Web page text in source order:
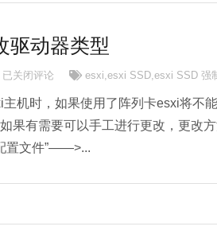
驱动器类型
esxi 开启SSH修改驱动器类型
已关闭评论 esxi,esxi SSD,esxi SSD 强
机时，如果使用了阵列卡esxi将不
果有需要可以手工进行更改，更改
置文件”——>...